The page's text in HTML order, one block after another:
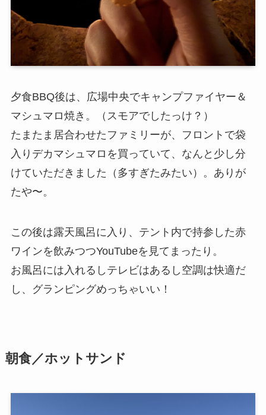
夕食BBQ後は、広場中央でキャンプファイヤー＆
マシュマロ焼き。（スモアでしたっけ？）
たまたま居合わせたファミリーが、フロントで袋
入りデカマシュマロを買っていて、なんと少し分
けていただきました（多すぎたみたい）。ありが
たや〜。
この後は露天風呂に入り、テント内で持参した赤
ワインを飲みつつYouTubeを見てまったり。
お風呂には入れるしテレビはあるし空調は快適だ
し、グランピングめっちゃいい！
朝食／ホットサンド